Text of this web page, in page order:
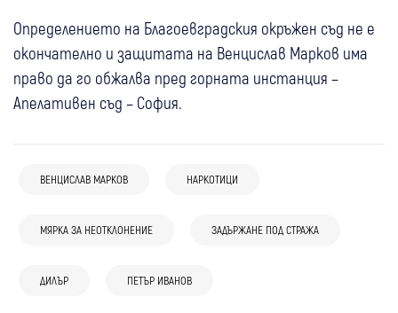
Определението на Благоевградския окръжен съд не е
окончателно и защитата на Венцислав Марков има
право да го обжалва пред горната инстанция –
Апелативен съд – София.
ВЕНЦИСЛАВ МАРКОВ НАРКОТИЦИ
МЯРКА ЗА НЕОТКЛОНЕНИЕ ЗАДЪРЖАНЕ ПОД СТРАЖА
ДИЛЪР ПЕТЪР ИВАНОВ
тримата обвинени за дръзкия обир
8 обвиняеми от “фабрика за смърт“ с
Кюстендил Крими 05 авг
България 05 авг